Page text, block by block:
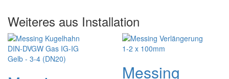
Weiteres aus Installation
Messing